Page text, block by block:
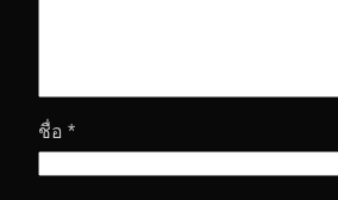
ชื่อ *